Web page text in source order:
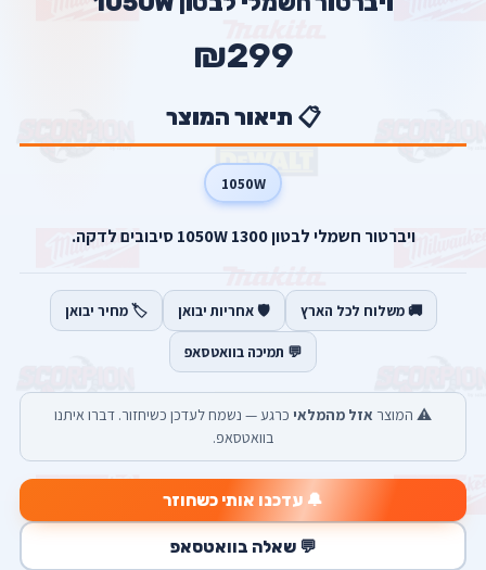
₪299
📋 תיאור המוצר
1050W
ויברטור חשמלי לבטון 1050W 1300 סיבובים לדקה.
🚚 משלוח לכל הארץ 🛡️ אחריות יבואן 🏷️ מחיר יבואן
💬 תמיכה בוואטסאפ
⚠️ המוצר אזל מהמלאי כרגע — נשמח לעדכן כשיחזור. דברו איתנו
בוואטסאפ.
🔔 עדכנו אותי כשחוזר
💬 שאלה בוואטסאפ